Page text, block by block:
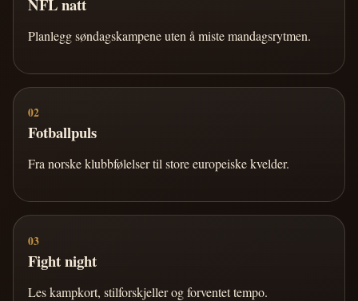
NFL natt
Planlegg søndagskampene uten å miste mandagsrytmen.
02
Fotballpuls
Fra norske klubbfølelser til store europeiske kvelder.
03
Fight night
Les kampkort, stilforskjeller og forventet tempo.